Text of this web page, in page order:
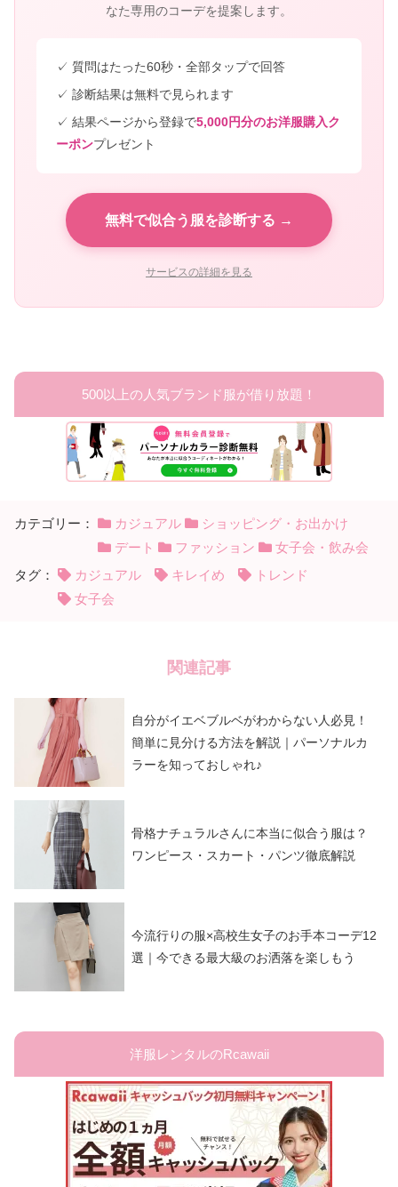
なた専用のコーデを提案します。
✓ 質問はたった60秒・全部タップで回答
✓ 診断結果は無料で見られます
✓ 結果ページから登録で5,000円分のお洋服購入ク
ーポンプレゼント
無料で似合う服を診断する →
サービスの詳細を見る
500以上の人気ブランド服が借り放題！
カテゴリー： カジュアル
ショッピング・お出かけ
デート
ファッション
女子会・飲み会
タグ：
カジュアル キレイめ
トレンド
女子会
関連記事
自分がイエベブルベがわからない人必見！
簡単に見分ける方法を解説｜パーソナルカ
ラーを知っておしゃれ♪
骨格ナチュラルさんに本当に似合う服は？
ワンピース・スカート・パンツ徹底解説
今流行りの服×高校生女子のお手本コーデ12
選｜今できる最大級のお洒落を楽しもう
洋服レンタルのRcawaii